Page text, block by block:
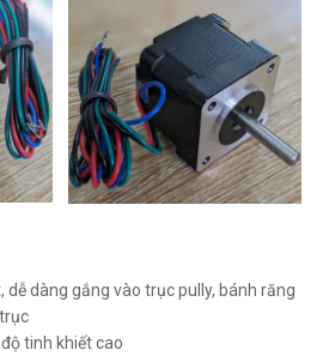
dàng gắng vào trục pully, bánh răng
tinh khiết cao